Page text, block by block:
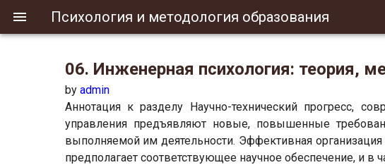
Психология и методология образования
06. Инженерная психология: теория,
by admin
Аннотация к разделу Научно-технический прогресс,
управления предъявляют новые, повышенные
выполняемой им деятельности. Эффективная
предполагает соответствующее научное обеспечение, и в